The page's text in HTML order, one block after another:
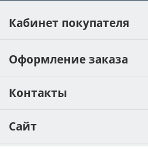
Кабинет покупателя
Оформление заказа
Контакты
Сайт